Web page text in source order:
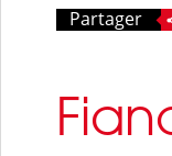
Partager